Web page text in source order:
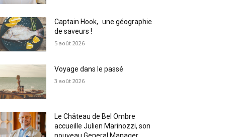
Captain Hook, une géographie
de saveurs !
5 août 2026
Voyage dans le passé
3 août 2026
Le Château de Bel Ombre
accueille Julien Marinozzi, son